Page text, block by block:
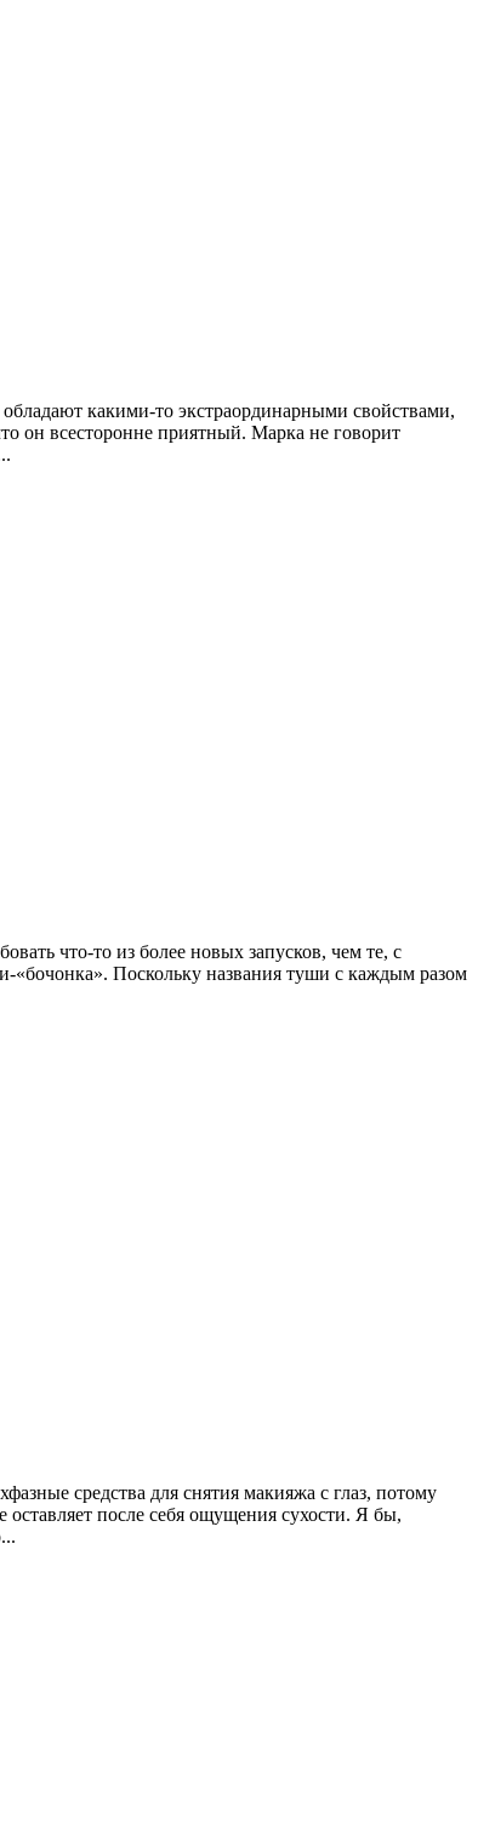
какими-то экстраординарными свойствами,
он всесторонне приятный. Марка не говорит
что-то из более новых запусков, чем те, с
«бочонка». Поскольку названия туши с каждым разом
средства для снятия макияжа с глаз, потому
после себя ощущения сухости. Я бы,